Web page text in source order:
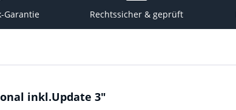
Garantie Rechtssicher & geprüft
inkl.Update 3"